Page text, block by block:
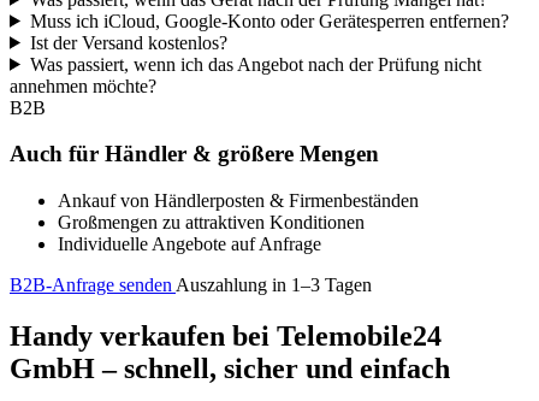
Muss ich iCloud, Google-Konto oder Gerätesperren entfernen?
Ist der Versand kostenlos?
Was passiert, wenn ich das Angebot nach der Prüfung nicht
annehmen möchte?
B2B
Auch für Händler & größere Mengen
Ankauf von Händlerposten & Firmenbeständen
Großmengen zu attraktiven Konditionen
Individuelle Angebote auf Anfrage
B2B-Anfrage senden Auszahlung in 1–3 Tagen
Handy verkaufen bei Telemobile24
GmbH – schnell, sicher und einfach